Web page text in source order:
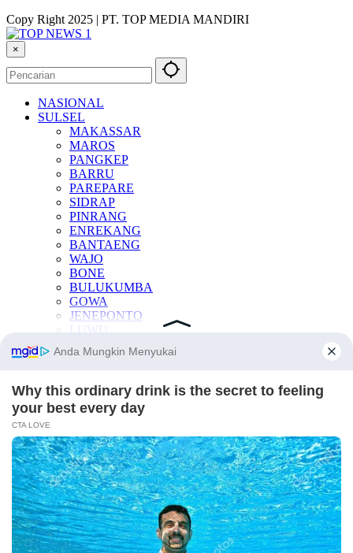
Copy Right 2025 | PT. TOP MEDIA MANDIRI
×
NASIONAL
SULSEL
MAKASSAR
MAROS
PANGKEP
BARRU
PAREPARE
SIDRAP
PINRANG
ENREKANG
BANTAENG
WAJO
BONE
BULUKUMBA
GOWA
JENEPONTO
LUWU UTARA
SINJAI
SOPPENG
TAKALAR
KESEHATAN
OTOMOTIF
INTERNASIONAL
TEKNOLOGI
INDEKS BERITA
LAINNYA
Manfaat Buah
Berita Otomotif
Berita Teknologi